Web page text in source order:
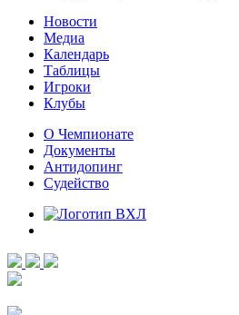
Новости
Медиа
Календарь
Таблицы
Игроки
Клубы
О Чемпионате
Документы
Антидопинг
Судейство